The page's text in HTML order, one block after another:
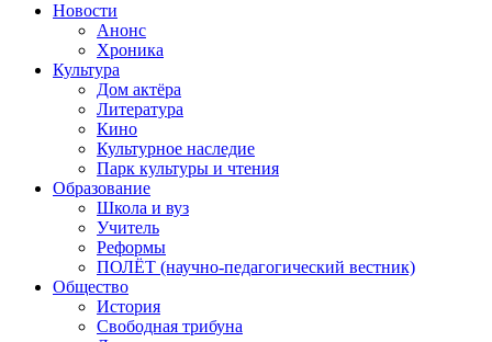
Новости
Анонс
Хроника
Культура
Дом актёра
Литература
Кино
Культурное наследие
Парк культуры и чтения
Образование
Школа и вуз
Учитель
Реформы
ПОЛЁТ (научно-педагогический вестник)
Общество
История
Свободная трибуна